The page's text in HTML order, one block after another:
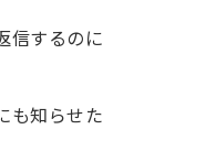
信するのに
も知らせた